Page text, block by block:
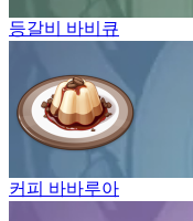
등갈비 바비큐
커피 바바루아